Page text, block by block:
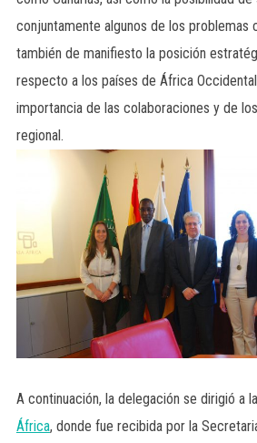
conjuntamente algunos de los problemas
también de manifiesto la posición
respecto a los países de África
importancia de las colaboraciones y de
regional.
A continuación, la delegación se dirigió a
África, donde fue recibida por la